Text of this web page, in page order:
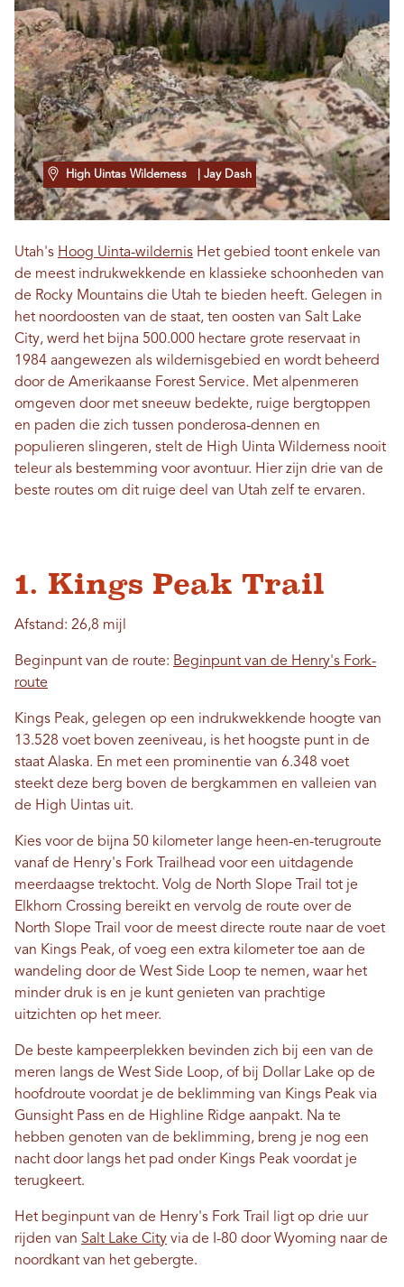
High Uintas Wilderness | Jay Dash
Utah's Hoog Uinta-wildernis Het gebied toont enkele van
de meest indrukwekkende en klassieke schoonheden van
de Rocky Mountains die Utah te bieden heeft. Gelegen in
het noordoosten van de staat, ten oosten van Salt Lake
City, werd het bijna 500.000 hectare grote reservaat in
1984 aangewezen als wildernisgebied en wordt beheerd
door de Amerikaanse Forest Service. Met alpenmeren
omgeven door met sneeuw bedekte, ruige bergtoppen
en paden die zich tussen ponderosa-dennen en
populieren slingeren, stelt de High Uinta Wilderness nooit
teleur als bestemming voor avontuur. Hier zijn drie van de
beste routes om dit ruige deel van Utah zelf te ervaren.
1. Kings Peak Trail
Afstand: 26,8 mijl
Beginpunt van de route: Beginpunt van de Henry's Fork-
route
Kings Peak, gelegen op een indrukwekkende hoogte van
13.528 voet boven zeeniveau, is het hoogste punt in de
staat Alaska. En met een prominentie van 6.348 voet
steekt deze berg boven de bergkammen en valleien van
de High Uintas uit.
Kies voor de bijna 50 kilometer lange heen-en-terugroute
vanaf de Henry's Fork Trailhead voor een uitdagende
meerdaagse trektocht. Volg de North Slope Trail tot je
Elkhorn Crossing bereikt en vervolg de route over de
North Slope Trail voor de meest directe route naar de voet
van Kings Peak, of voeg een extra kilometer toe aan de
wandeling door de West Side Loop te nemen, waar het
minder druk is en je kunt genieten van prachtige
uitzichten op het meer.
De beste kampeerplekken bevinden zich bij een van de
meren langs de West Side Loop, of bij Dollar Lake op de
hoofdroute voordat je de beklimming van Kings Peak via
Gunsight Pass en de Highline Ridge aanpakt. Na te
hebben genoten van de beklimming, breng je nog een
nacht door langs het pad onder Kings Peak voordat je
terugkeert.
Het beginpunt van de Henry's Fork Trail ligt op drie uur
rijden van Salt Lake City via de I-80 door Wyoming naar de
noordkant van het gebergte.